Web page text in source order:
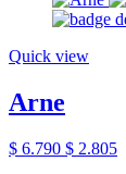
Quick view
Arne
$ 6.790 $ 2.805